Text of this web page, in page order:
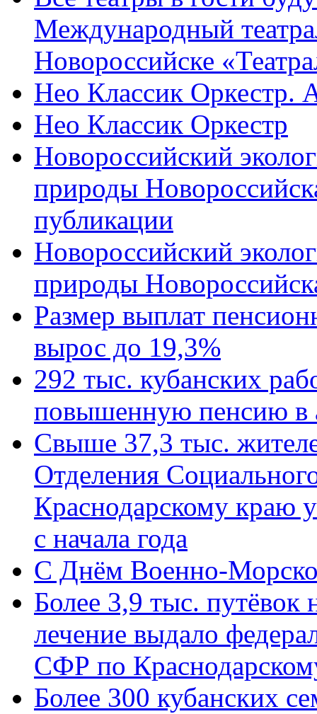
Международный
Новороссийске
Нео Классик Оркестр.
Нео Классик Оркестр
Новороссийский
природы
публикации
Новороссийский
природы
Размер выплат
вырос до 19,3%
292 тыс. кубанских
повышенную пенсию в
Свыше 37,3 тыс.
Отделения
Краснодарскому краю
с начала года
C Днём Военно-
Более 3,9 тыс. путёвок
лечение выдало
СФР по
Более 300 кубанских